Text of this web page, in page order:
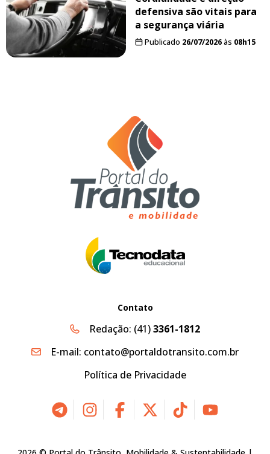
defensiva são vitais para
a segurança viária
Publicado 26/07/2026às 08h15
Contato
Redação: (41)3361-1812
E-mail: contato@portaldotransito.com.br
Política de Privacidade